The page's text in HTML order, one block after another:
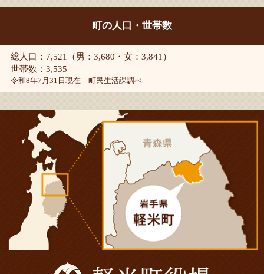
町の人口・世帯数
総人口：7,521（男：3,680・女：3,841）
世帯数：3,535
令和8年7月31日現在 町民生活課調べ